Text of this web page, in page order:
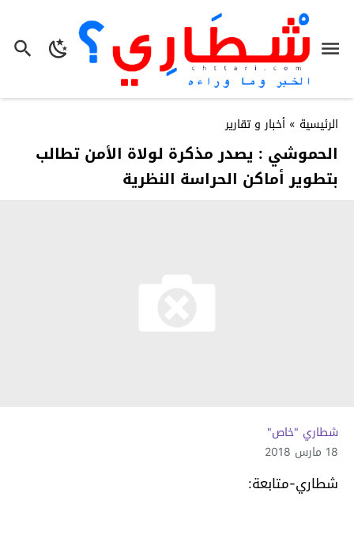
الرئيسية » أخبار و تقارير
الحموشي : يصدر مذكرة لولاة الأمن تطالب
بتطوير أماكن الحراسة النظرية
شطاري "خاص"
18 مارس 2018
شطاري-متابعة: